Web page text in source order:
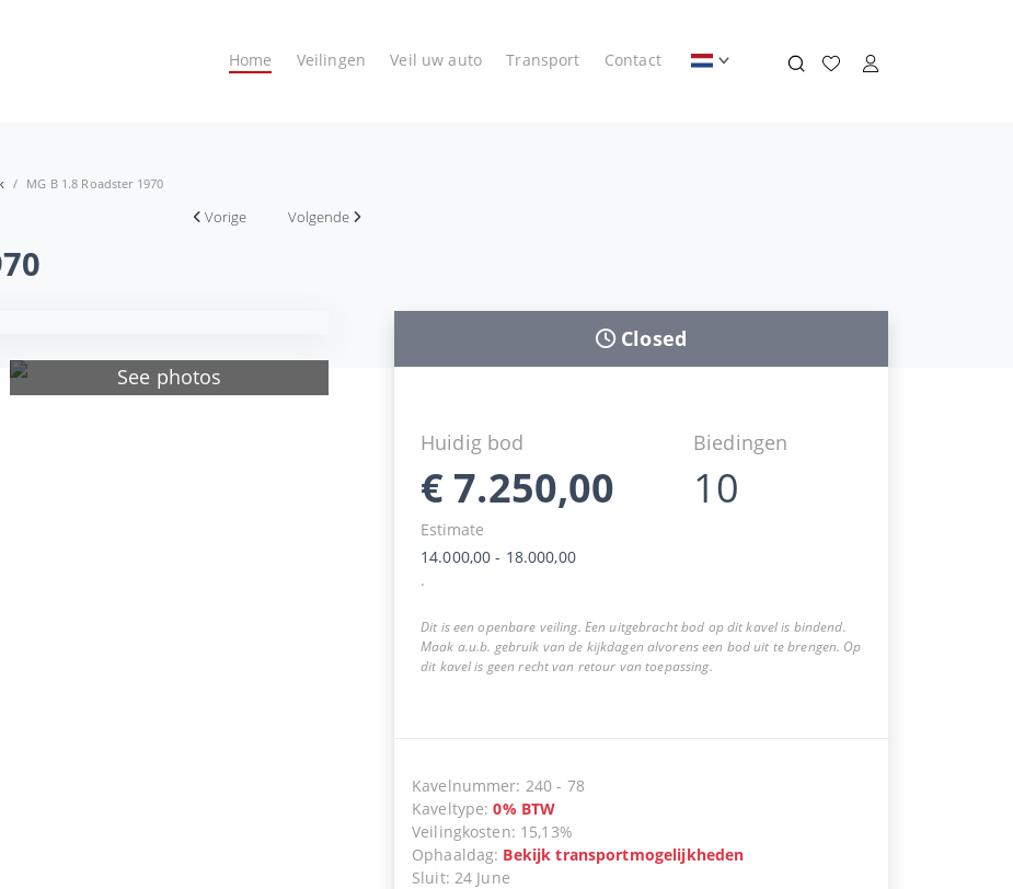
Home Veilingen Veil uw auto Transport Contact
MG B 1.8 Roadster 1970
Vorige Volgende
See photos
Closed
Huidig bod
€ 7.250,00
Biedingen
10
Estimate
14.000,00 - 18.000,00
.
Dit is een openbare veiling. Een uitgebracht bod op dit kavel is bindend.
Maak a.u.b. gebruik van de kijkdagen alvorens een bod uit te brengen. Op
dit kavel is geen recht van retour van toepassing.
Kavelnummer: 240 - 78
Kaveltype:0% BTW
Veilingkosten: 15,13%
Ophaaldag: Bekijk transportmogelijkheden
Sluit: 24 June